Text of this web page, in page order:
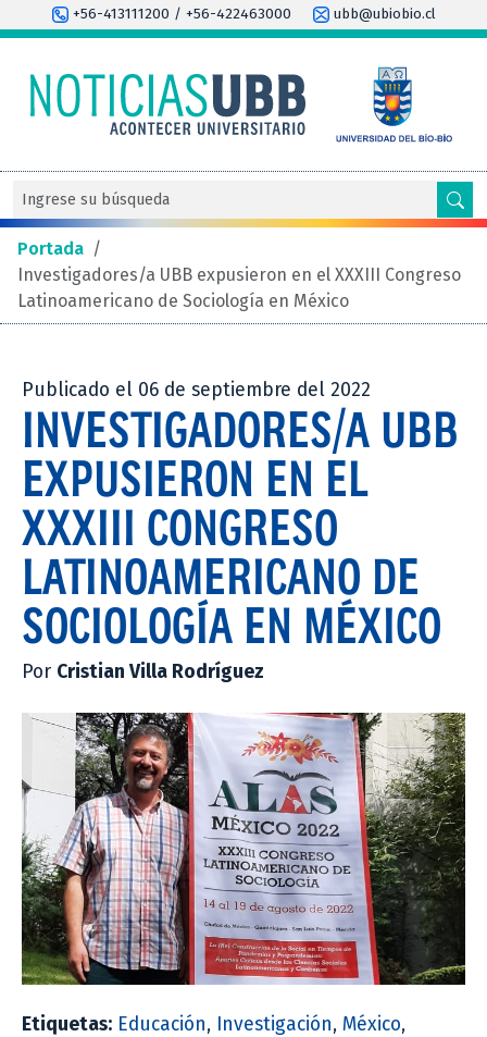
+56-413111200 / +56-422463000 ubb@ubiobio.cl
Portada /
Investigadores/a UBB expusieron en el XXXIII Congreso
Latinoamericano de Sociología en México
Publicado el 06 de septiembre del 2022
INVESTIGADORES/A UBB
EXPUSIERON EN EL
XXXIII CONGRESO
LATINOAMERICANO DE
SOCIOLOGÍA EN MÉXICO
Por Cristian Villa Rodríguez
Etiquetas: Educación, Investigación, México,